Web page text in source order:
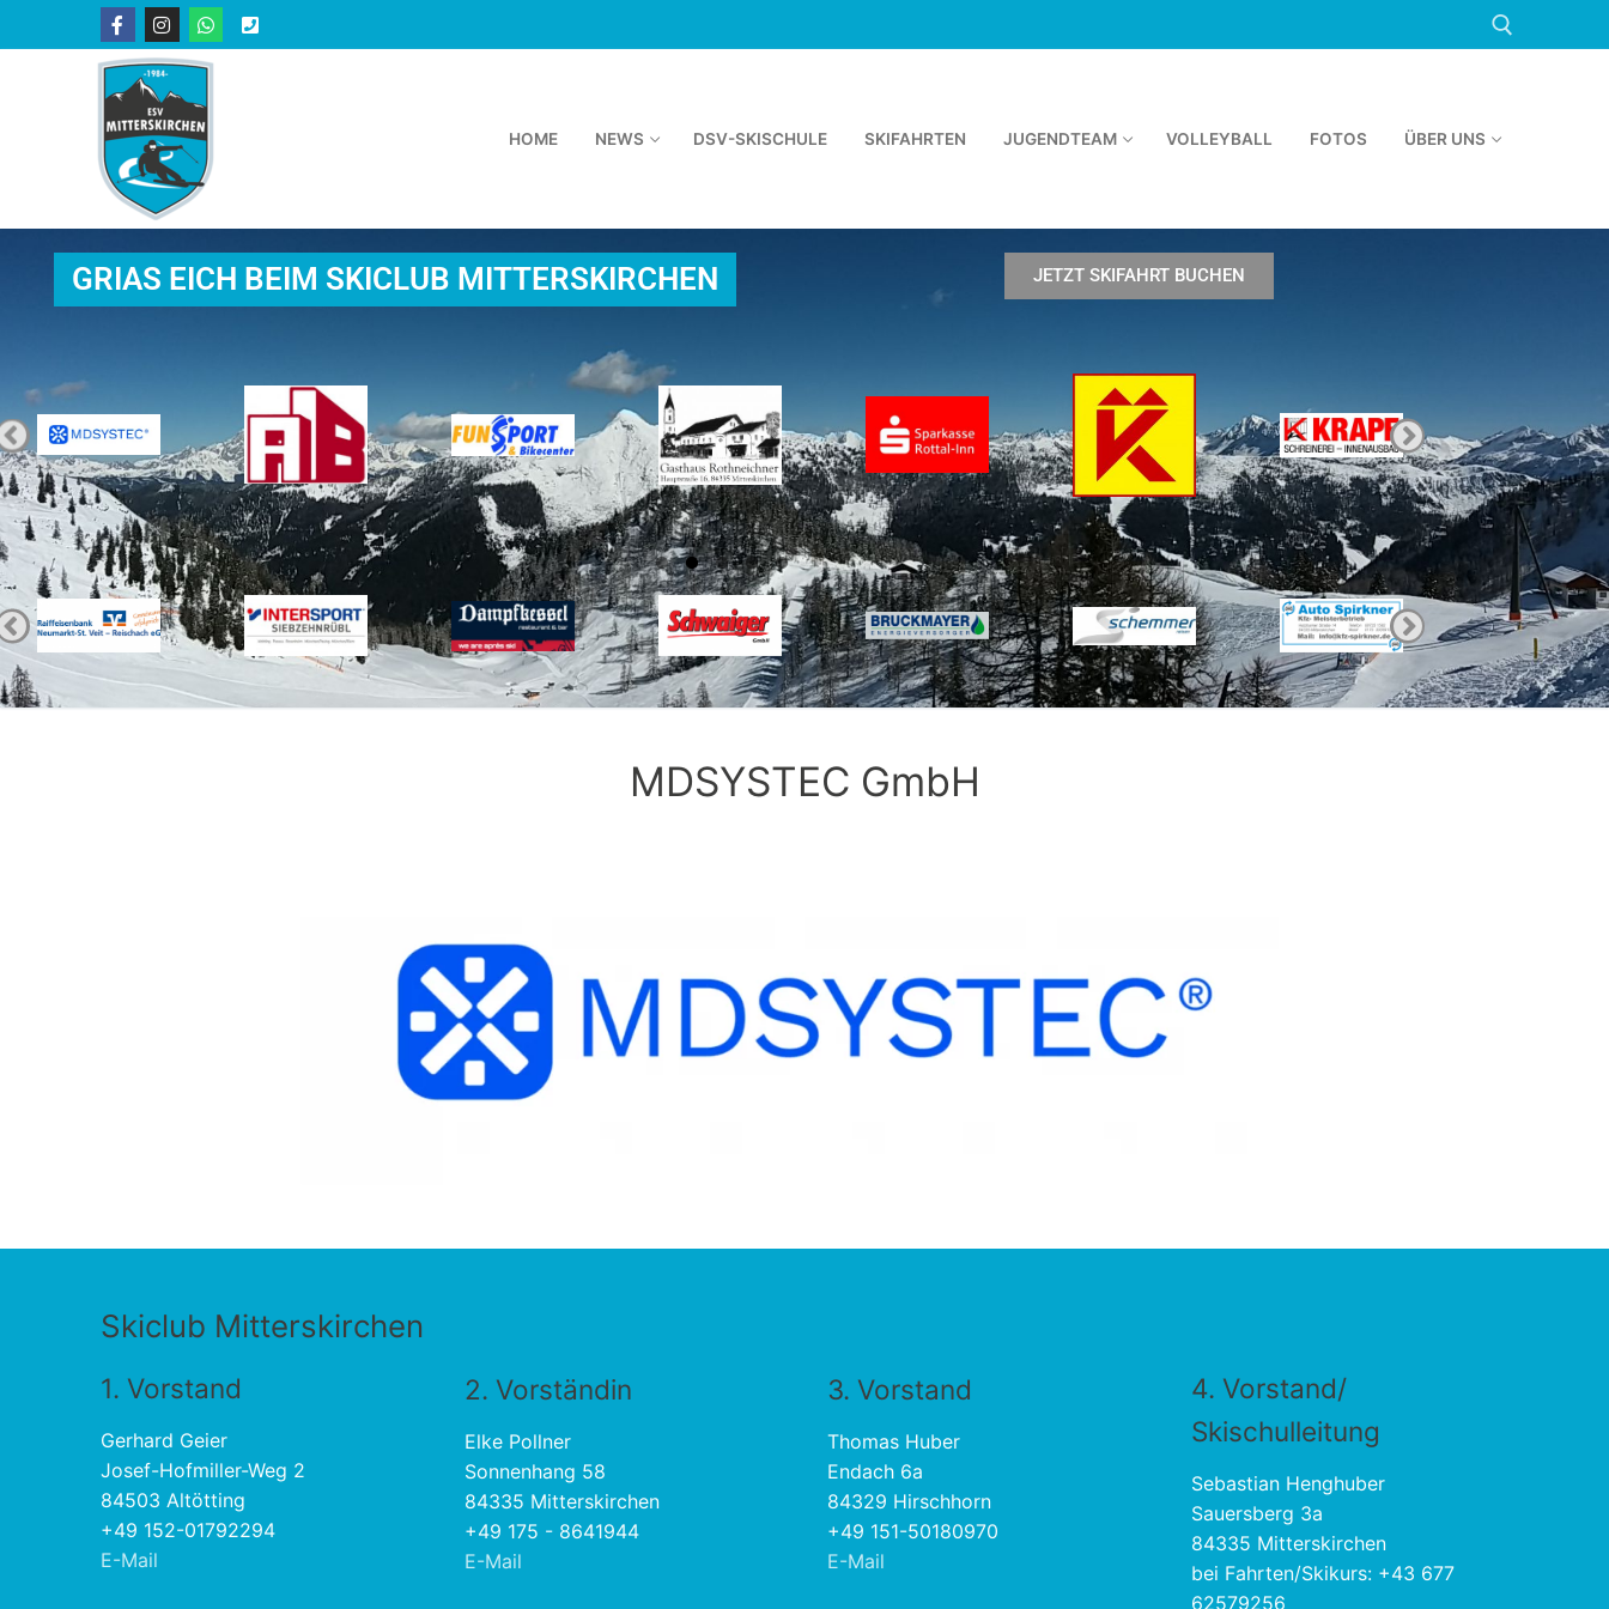
HOME NEWS DSV-SKISCHULE SKIFAHRTEN JUGENDTEAM VOLLEYBALL FOTOS ÜBER UNS
GRIAS EICH BEIM SKICLUB MITTERSKIRCHEN JETZT SKIFAHRT BUCHEN
MDSYSTEC GmbH
Skiclub Mitterskirchen
1. Vorstand
Gerhard Geier
Josef-Hofmiller-Weg 2
84503 Altötting
+49 152-01792294
E-Mail
2. Vorständin
Elke Pollner
Sonnenhang 58
84335 Mitterskirchen
+49 175 - 8641944
E-Mail
3. Vorstand
Thomas Huber
Endach 6a
84329 Hirschhorn
+49 151-50180970
E-Mail
4. Vorstand/
Skischulleitung
Sebastian Henghuber
Sauersberg 3a
84335 Mitterskirchen
bei Fahrten/Skikurs: +43 677
62579256